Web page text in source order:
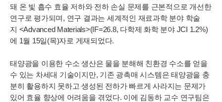
돼 온 빛 흡수 효율 저하와 전하 손실 문제를 근본적으로 개선한
연구로 평가되며, 연구 결과는 세계적인 재료과학 분야 학술
지 <Advanced Materials>(IF=26.8, 다학제 화학 분야 JCI 1.2%)
에 1월 15일(목)자로 게재되었다.
태양광을 이용한 수소 생산은 물을 분해해 친환경 수소를 얻을
수 있는 차세대 기술이지만, 기존 광촉매 시스템은 태양광을 충
분히 활용하지 못하고 생성된 전하가 빠르게 사라지는 문제가
있어 효율 향상에 어려움을 겪었다. 이에 김동하 교수 연구팀은